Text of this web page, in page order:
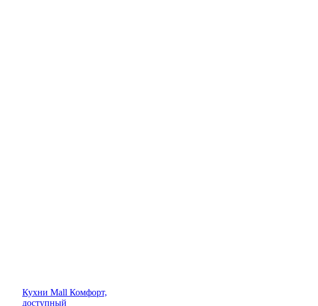
Кухни Mall Комфорт,
доступный